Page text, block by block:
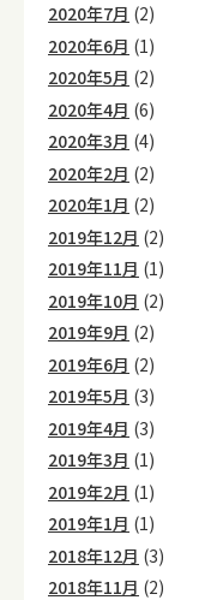
2020年7月 (2)
2020年6月 (1)
2020年5月 (2)
2020年4月 (6)
2020年3月 (4)
2020年2月 (2)
2020年1月 (2)
2019年12月 (2)
2019年11月 (1)
2019年10月 (2)
2019年9月 (2)
2019年6月 (2)
2019年5月 (3)
2019年4月 (3)
2019年3月 (1)
2019年2月 (1)
2019年1月 (1)
2018年12月 (3)
2018年11月 (2)